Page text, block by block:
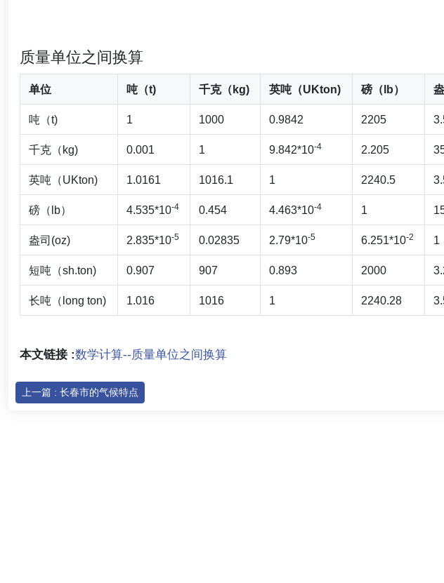
质量单位之间换算
单位 吨（t) 千克（kg) 英吨（UKton) 磅（lb）
吨（t) 1 1000 0.9842 2205
千克（kg) 0.001 1 9.842*10-4 2.205
英吨（UKton) 1.0161 1016.1 1 2240.5
磅（lb） 4.535*10-4 0.454 4.463*10-4 1
盎司(oz) 2.835*10-5 0.02835 2.79*10-5 6.251*10-2 1
短吨（sh.ton) 0.907 907 0.893 2000
长吨（long ton) 1.016 1016 1 2240.28
本文链接 :数学计算--质量单位之间换算
上一篇 : 长春市的气候特点